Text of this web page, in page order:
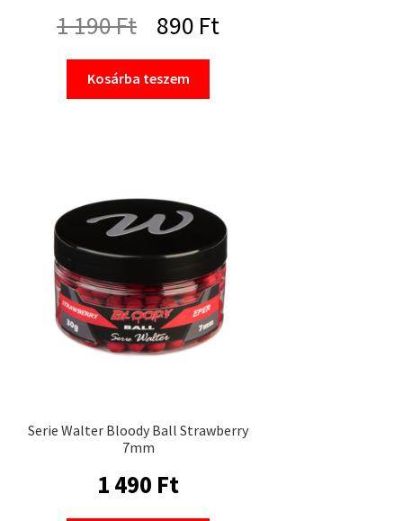
1 190Ft
Original
price
was:
890 FtCurrent
Kosárba teszem
Serie Walter Bloody Ball Strawberry
7mm
1 490 Ft